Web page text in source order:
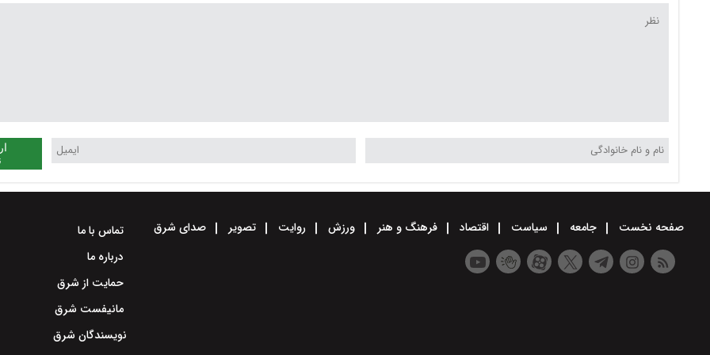
صفحه نخست جامعه سیاست اقتصاد فرهنگ و هنر ورزش روایت تصویر صدای شرق
تماس با ما
درباره ما
حمایت از شرق
مانیفست شرق
نویسندگان شرق